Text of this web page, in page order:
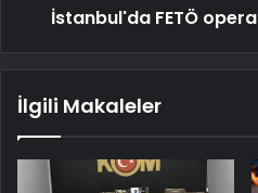
İstanbul'da FETÖ
İlgili Makaleler